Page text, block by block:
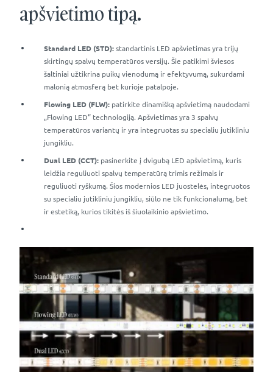
apšvietimo tipą.
Standard LED (STD): standartinis LED apšvietimas yra trijų
skirtingų spalvų temperatūros versijų. Šie patikimi šviesos
šaltiniai užtikrina puikų vienodumą ir efektyvumą, sukurdami
malonią atmosferą bet kurioje patalpoje.
Flowing LED (FLW): patirkite dinamišką apšvietimą naudodami
„Flowing LED“ technologiją. Apšvietimas yra 3 spalvų
temperatūros variantų ir yra integruotas su specialiu jutikliniu
jungikliu.
Dual LED (CCT): pasinerkite į dvigubą LED apšvietimą, kuris
leidžia reguliuoti spalvų temperatūrą trimis režimais ir
reguliuoti ryškumą. Šios modernios LED juostelės, integruotos
su specialiu jutikliniu jungikliu, siūlo ne tik funkcionalumą, bet
ir estetiką, kurios tikitės iš šiuolaikinio apšvietimo.